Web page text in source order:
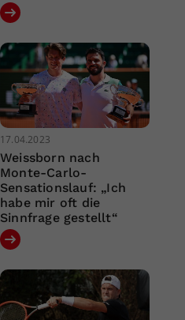
17.04.2023
Weissborn nach
Monte-Carlo-
Sensationslauf: „Ich
habe mir oft die
Sinnfrage gestellt“